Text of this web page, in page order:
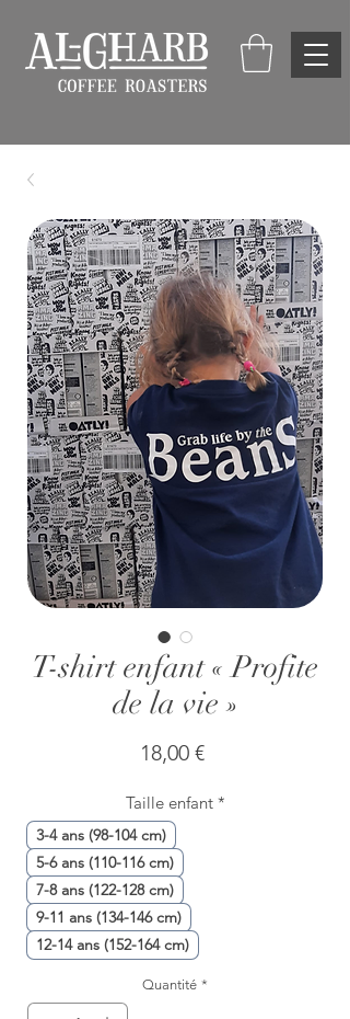
T-shirt enfant « Profite
de la vie »
18,00 €Prix
Taille enfant *
3-4 ans (98-104 cm)
5-6 ans (110-116 cm)
7-8 ans (122-128 cm)
9-11 ans (134-146 cm)
12-14 ans (152-164 cm)
Quantité *